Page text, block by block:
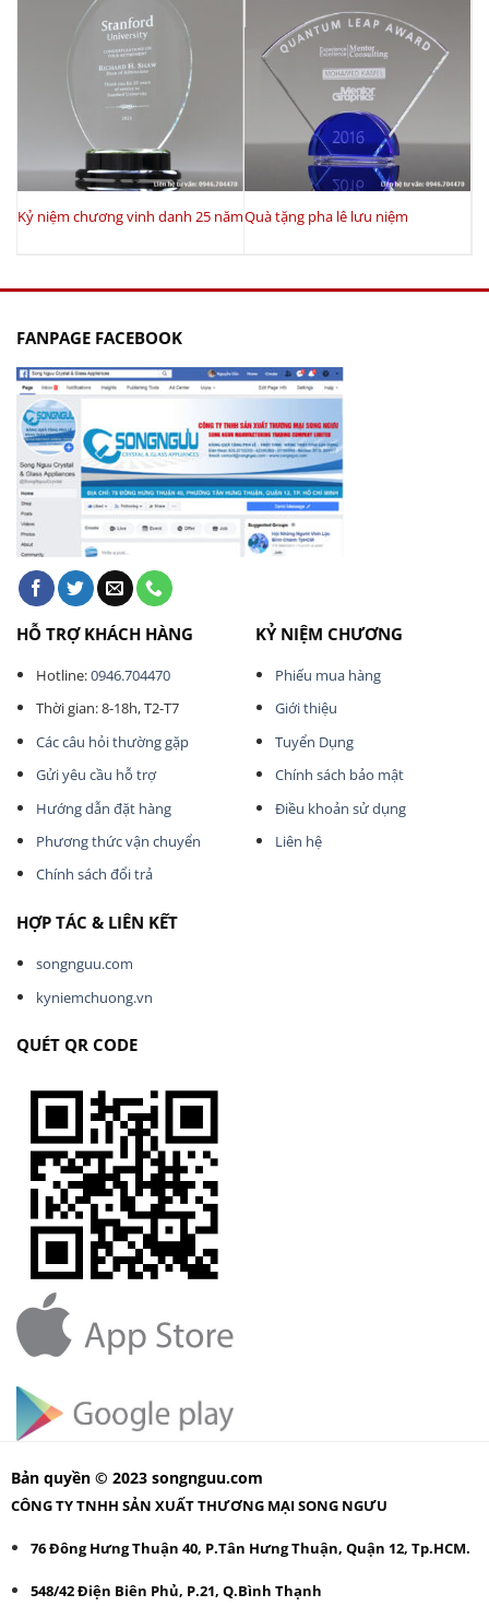
Kỷ niệm chương vinh danh 25 nămQuà tặng pha lê lưu niệm
FANPAGE FACEBOOK
HỖ TRỢ KHÁCH HÀNG
Hotline:0946.704470
Thời gian: 8-18h, T2-T7
Các câu hỏi thường gặp
Gửi yêu cầu hỗ trợ
Hướng dẫn đặt hàng
Phương thức vận chuyển
Chính sách đổi trả
KỶ NIỆM CHƯƠNG
Phiếu mua hàng
Giới thiệu
Tuyển Dụng
Chính sách bảo mật
Điều khoản sử dụng
Liên hệ
HỢP TÁC & LIÊN KẾT
songnguu.com
kyniemchuong.vn
QUÉT QR CODE
Bản quyền © 2023 songnguu.com
CÔNG TY TNHH SẢN XUẤT THƯƠNG MẠI SONG NGƯU
76 Đông Hưng Thuận 40, P.Tân Hưng Thuận, Quận 12, Tp.HCM.
548/42 Điện Biên Phủ, P.21, Q.Bình Thạnh